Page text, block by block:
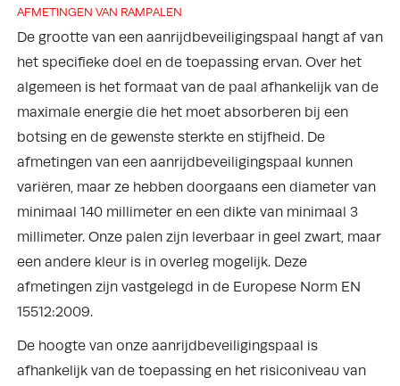
AFMETINGEN VAN RAMPALEN
De grootte van een aanrijdbeveiligingspaal hangt af van
het specifieke doel en de toepassing ervan. Over het
algemeen is het formaat van de paal afhankelijk van de
maximale energie die het moet absorberen bij een
botsing en de gewenste sterkte en stijfheid. De
afmetingen van een aanrijdbeveiligingspaal kunnen
variëren, maar ze hebben doorgaans een diameter van
minimaal 140 millimeter en een dikte van minimaal 3
millimeter. Onze palen zijn leverbaar in geel zwart, maar
een andere kleur is in overleg mogelijk. Deze
afmetingen zijn vastgelegd in de Europese Norm EN
15512:2009.
De hoogte van onze aanrijdbeveiligingspaal is
afhankelijk van de toepassing en het risiconiveau van